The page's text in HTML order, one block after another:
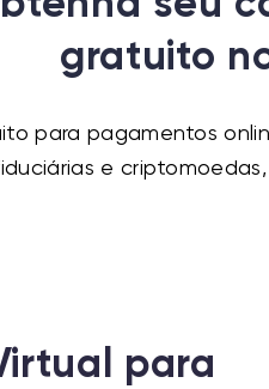
gratuito
para pagamentos
e
para